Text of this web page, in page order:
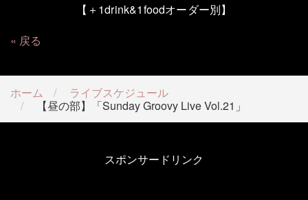
【＋1drink&1foodオーダー別】
戻る
ホーム
ライブスケジュール
【昼の部】「Sunday Groovy Live Vol.21」
スポンサードリンク